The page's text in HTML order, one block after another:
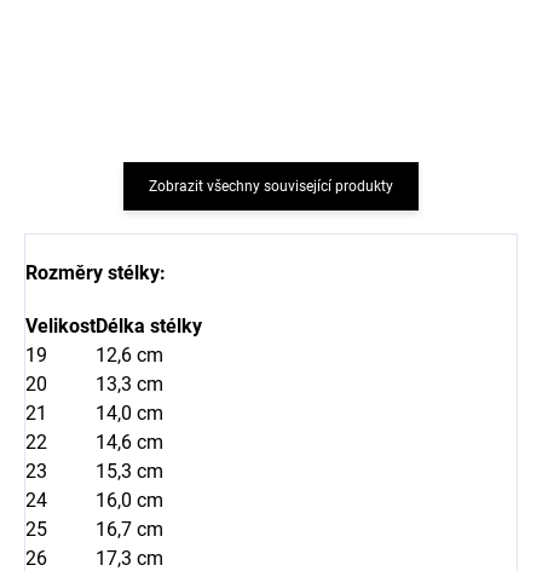
Zobrazit všechny související produkty
Rozměry stélky:
VelikostDélka stélky
19
12,6 cm
20
13,3 cm
21
14,0 cm
22
14,6 cm
23
15,3 cm
24
16,0 cm
25
16,7 cm
26
17,3 cm